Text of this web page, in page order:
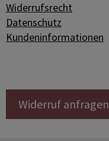
Widerrufsrecht
Datenschutz
Kundeninformationen
Widerruf anfragen